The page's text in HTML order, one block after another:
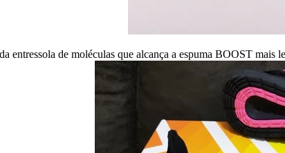
entressola de moléculas que alcança a espuma BOOST